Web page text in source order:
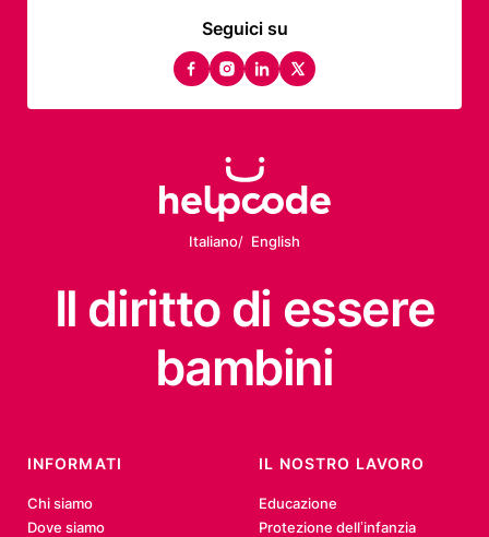
Seguici su
facebook
instagram
linkedin
twitter
Italiano English
Il diritto di essere
bambini
INFORMATI
Chi siamo
Dove siamo
IL NOSTRO LAVORO
Educazione
Protezione dell’infanzia